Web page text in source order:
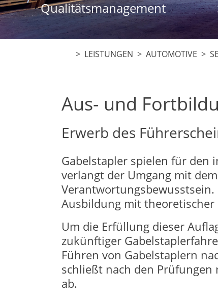
Qualitätsmanagement
> LEISTUNGEN > AUTOMOTIVE >
Aus- und
Erwerb des
Gabelstapler spielen für den
verlangt der Umgang mit
Ausbildung mit
Um die Erfüllung dieser
zukünftiger
Führen von Gabelstaplern
schließt nach den Prüfungen
ab.